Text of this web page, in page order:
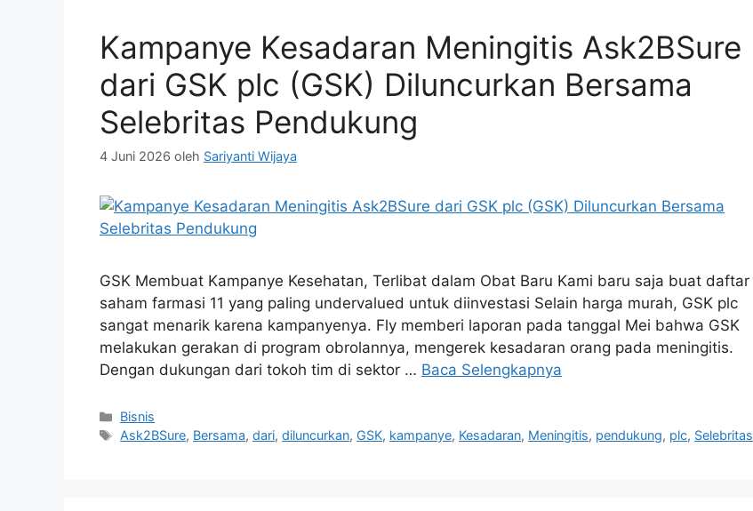
Kampanye Kesadaran Meningitis Ask2BSure
dari GSK plc (GSK) Diluncurkan Bersama
Selebritas Pendukung
4 Juni 2026 oleh Sariyanti Wijaya
GSK Membuat Kampanye Kesehatan, Terlibat dalam Obat Baru Kami baru saja buat daftar
saham farmasi 11 yang paling undervalued untuk diinvestasi Selain harga murah, GSK plc
sangat menarik karena kampanyenya. Fly memberi laporan pada tanggal Mei bahwa GSK
melakukan gerakan di program obrolannya, mengerek kesadaran orang pada meningitis.
Dengan dukungan dari tokoh tim di sektor … Baca Selengkapnya
Kategori
Bisnis
Tag
Ask2BSure, Bersama,dari,diluncurkan, GSK, kampanye, Kesadaran, Meningitis, pendukung, plc, Selebritas